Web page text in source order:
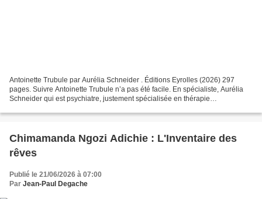
Antoinette Trubule par Aurélia Schneider . Éditions Eyrolles (2026) 297
pages. Suivre Antoinette Trubule n’a pas été facile. En spécialiste, Aurélia
Schneider qui est psychiatre, justement spécialisée en thérapie
Chimamanda Ngozi Adichie : L'Inventaire des
rêves
Publié le 21/06/2026 à 07:00
Par Jean-Paul Degache